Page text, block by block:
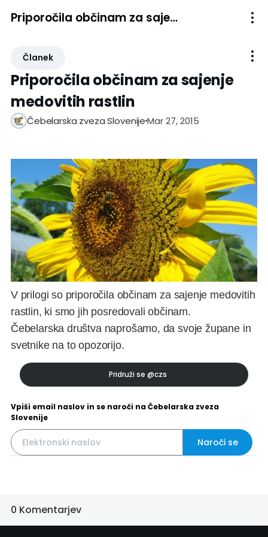
Priporočila občinam za sajenje medovitih rastlin
Članek
Priporočila občinam za sajenje
medovitih rastlin
Čebelarska zveza SlovenijeMar 27, 2015
V prilogi so priporočila občinam za sajenje medovitih
rastlin, ki smo jih posredovali občinam.
Čebelarska društva naprošamo, da svoje župane in
svetnike na to opozorijo.
Pridruži se @czs
Vpiši email naslov in se naroči na Čebelarska zveza
Slovenije
Naroči se
0 Komentarjev